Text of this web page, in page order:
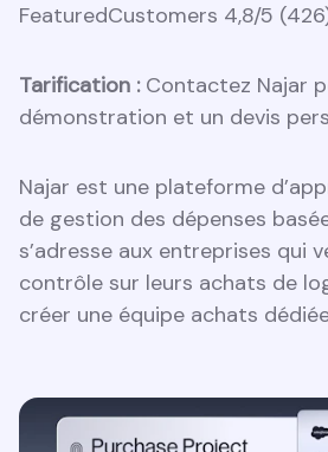
FeaturedCustomers 4,8/5
Tarification :Contactez Najar
démonstration et un devis
Najar est une plateforme
de gestion des dépenses basée
s’adresse aux entreprises qui
contrôle sur leurs achats de
créer une équipe achats